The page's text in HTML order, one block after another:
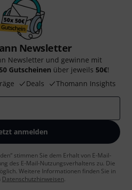
Newsletter
Newsletter und gewinne mit
50 Gutscheinen über jeweils 50€!
Deals Thomann Insights
anmelden
stimmen Sie dem Erhalt von E-Mail-
des E-Mail-Nutzungsverhaltens zu. Die
Weitere Informationen finden Sie in
Datenschutzhinweisen.